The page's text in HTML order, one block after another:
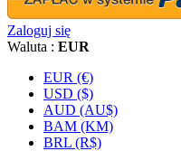
Zaloguj się
Waluta : EUR
EUR (€)
USD ($)
AUD (AU$)
BAM (KM)
BRL (R$)